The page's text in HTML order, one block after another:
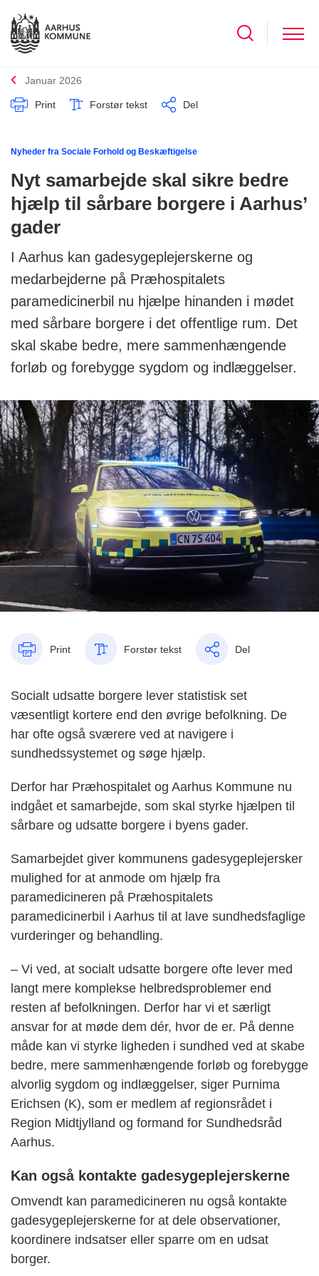
Januar 2026
Print Forstør tekst Del
Nyheder fra Sociale Forhold og Beskæftigelse
Nyt samarbejde skal sikre bedre
hjælp til sårbare borgere i Aarhus’
gader
I Aarhus kan gadesygeplejerskerne og
medarbejderne på Præhospitalets
paramedicinerbil nu hjælpe hinanden i mødet
med sårbare borgere i det offentlige rum. Det
skal skabe bedre, mere sammenhængende
forløb og forebygge sygdom og indlæggelser.
Print Forstør tekst Del
Socialt udsatte borgere lever statistisk set
væsentligt kortere end den øvrige befolkning. De
har ofte også sværere ved at navigere i
sundhedssystemet og søge hjælp.
Derfor har Præhospitalet og Aarhus Kommune nu
indgået et samarbejde, som skal styrke hjælpen til
sårbare og udsatte borgere i byens gader.
Samarbejdet giver kommunens gadesygeplejersker
mulighed for at anmode om hjælp fra
paramedicineren på Præhospitalets
paramedicinerbil i Aarhus til at lave sundhedsfaglige
vurderinger og behandling.
– Vi ved, at socialt udsatte borgere ofte lever med
langt mere komplekse helbredsproblemer end
resten af befolkningen. Derfor har vi et særligt
ansvar for at møde dem dér, hvor de er. På denne
måde kan vi styrke ligheden i sundhed ved at skabe
bedre, mere sammenhængende forløb og forebygge
alvorlig sygdom og indlæggelser, siger Purnima
Erichsen (K), som er medlem af regionsrådet i
Region Midtjylland og formand for Sundhedsråd
Aarhus.
Kan også kontakte gadesygeplejerskerne
Omvendt kan paramedicineren nu også kontakte
gadesygeplejerskerne for at dele observationer,
koordinere indsatser eller sparre om en udsat
borger.